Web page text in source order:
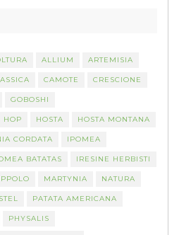
ALLIUM ARTEMISIA
CAMOTE CRESCIONE
GOBOSHI
HOP HOSTA HOSTA MONTANA
CORDATA IPOMEA
BATATAS IRESINE HERBISTI
MARTYNIA NATURA
PATATA AMERICANA
PHYSALIS